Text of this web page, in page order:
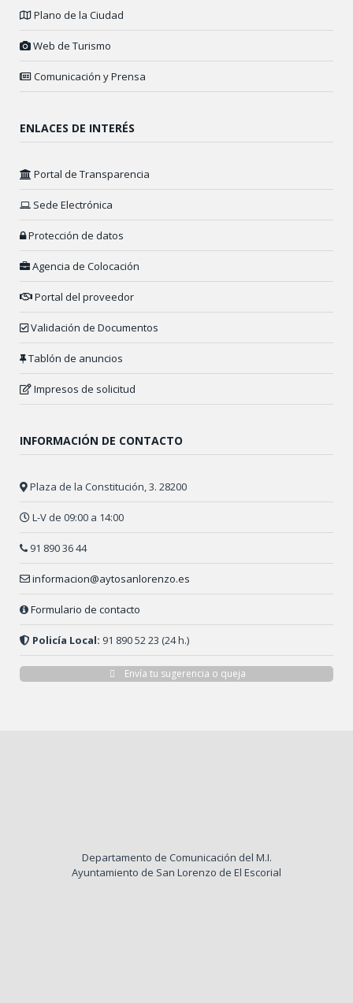
Plano de la Ciudad
Web de Turismo
Comunicación y Prensa
ENLACES DE INTERÉS
Portal de Transparencia
Sede Electrónica
Protección de datos
Agencia de Colocación
Portal del proveedor
Validación de Documentos
Tablón de anuncios
Impresos de solicitud
INFORMACIÓN DE CONTACTO
Plaza de la Constitución, 3. 28200
L-V de 09:00 a 14:00
91 890 36 44
informacion@aytosanlorenzo.es
Formulario de contacto
Policía Local: 91 890 52 23 (24 h.)
Envía tu sugerencia o queja
Departamento de Comunicación del M.I.
Ayuntamiento de San Lorenzo de El Escorial